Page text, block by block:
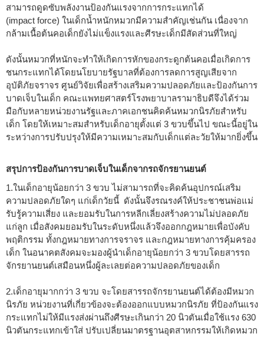
สามารถดูดซับพลังงานป้องกันแรงจากการกระแทกได้
(impact force) ในเด็กน้ำหนักหมวกมีความสำคัญเช่นกัน เนื่องจาก
กล้ามเนื้อต้นคอเด็กยังไม่แข็งแรงและศีรษะเด็กมีสัดส่วนที่ใหญ่
ดังนั้นหมวกที่หนักจะทำให้เกิดการหักของกระดูกต้นคอเมื่อเกิดการ
ชนกระแทกได้โดยนโยบายรัฐบาลที่ต้องการลดการสูญเสียจาก
อุบัติภัยจราจร ศูนย์วิจัยเพื่อสร้างเสริมความปลอดภัยและป้องกันการ
บาดเจ็บในเด็ก คณะแพทยศาสตร์โรงพยาบาลรามาธิบดีจึงได้ร่วม
มือกับหลายหน่วยงานรัฐและภาคเอกชนคิดค้นหมวกนิรภัยสำหรับ
เด็ก โดยให้เหมาะสมสำหรับเด็กอายุตั้งแต่ 3 ขวบขึ้นไป ขณะนี้อยู่ใน
ระหว่างการปรับปรุงให้มีความเหมาะสมกับเด็กแต่ละวัยให้มากยิ่งขึ้น
สรุปการป้องกันการบาดเจ็บในเด็กจากรถจักรยานยนต์
1.ในเด็กอายุน้อยกว่า 3 ขวบ ไม่สามารถที่จะคิดค้นอุปกรณ์เสริม
ความปลอดภัยใดๆ แก่เด็กวัยนี้ ดังนั้นจึงรณรงค์ให้ประชาชนพ่อแม่
รับรู้ความเสี่ยง และยอมรับในการหลีกเลี่ยงสร้างความไม่ปลอดภัย
แก่ลูก เมื่อสังคมยอมรับในระดับหนึ่งแล้วจึงออกกฎหมายเพื่อบังคับ
พฤติกรรม ทั้งกฎหมายทางการจราจร และกฎหมายทางการคุ้มครอง
เด็ก ในอนาคตสังคมจะมองผู้นำเด็กอายุน้อยกว่า 3 ขวบโดยสารรถ
จักรยานยนต์เสมือนหนึ่งผู้ละเลยต่อความปลอดภัยของเด็ก
2.เด็กอายุมากกว่า 3 ขวบ จะโดยสารรถจักรยานยนต์ได้ต้องมีหมวก
นิรภัย หน่วยงานที่เกี่ยวข้องจะต้องออกแบบหมวกนิรภัย ที่ป้องกันแรง
กระแทกไม่ให้มีแรงส่งผ่านถึงศีรษะเกินกว่า 20 นิวตันเมื่อใช้แรง 630
นิวตันกระแทกเข้าใส่ ปรับเปลี่ยนมาตรฐานอุตสาหกรรมให้เกิดหมวก